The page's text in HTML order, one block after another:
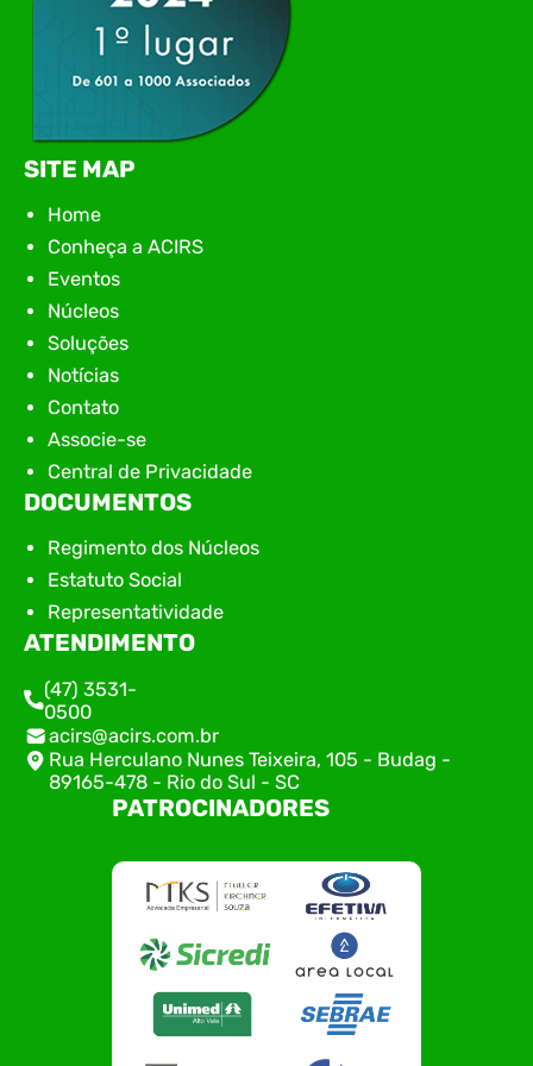
SITE MAP
Home
Conheça a ACIRS
Eventos
Núcleos
Soluções
Notícias
Contato
Associe-se
Central de Privacidade
DOCUMENTOS
Regimento dos Núcleos
Estatuto Social
Representatividade
ATENDIMENTO
(47) 3531-
0500
acirs@acirs.com.br
Rua Herculano Nunes Teixeira, 105 - Budag -
89165-478 - Rio do Sul - SC
PATROCINADORES